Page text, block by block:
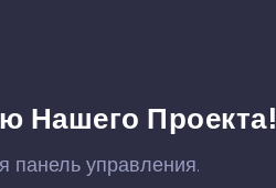
Нашего Проекта!
панель управления.